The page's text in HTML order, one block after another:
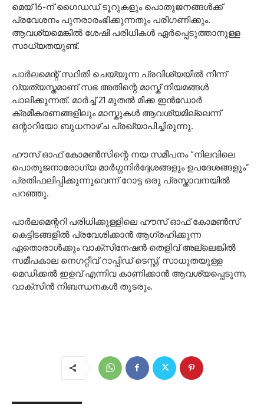
മെയ് 16-ന് ഗൈഡഡ് ടൂറുകളും പൊതുജനങ്ങൾക്ക്
പ്രവേശനം പുനരാരംഭിക്കുന്നതും പരിഗണിക്കും.
ആവശ്യമെങ്കിൽ ശേഷി പരിധികൾ ഏർപ്പെടുത്താനുള്ള
സാധ്യതയുണ്ട്.
പാർലമെന്റ് സ്ഥിതി ചെയ്യുന്ന പ്രവിശ്യയിൽ നിന്ന്
വ്യത്യസ്തമാണ് സഭ അതിന്റെ മാസ്ക് നിയമങ്ങൾ
പാലിക്കുന്നത്. മാർച്ച് 21 മുതൽ മിക്ക ഇൻഡോർ
ക്രമീകരണങ്ങളിലും മാസ്കുകൾ ആവശ്യമില്ലെന്ന്
ഒന്റാറിയോ ബുധനാഴ്ച പ്രഖ്യാപിച്ചിരുന്നു.
ഹൗസ് ഓഫ് കോമൺസിന്റെ നയ സമീപനം “നിലവിലെ
പൊതുജനാരോഗ്യ മാർഗ്ഗനിർദ്ദേശങ്ങളും ഉപദേശങ്ങളും”
പ്രതിഫലിപ്പിക്കുന്നുവെന്ന് റോട്ട ഒരു പ്രസ്താവനയിൽ
പറഞ്ഞു.
പാർലമെന്ററി പരിധിക്കുള്ളിലെ ഹൗസ് ഓഫ് കോമൺസ്
കെട്ടിടങ്ങളിൽ പ്രവേശിക്കാൻ ആഗ്രഹിക്കുന്ന
ഏതൊരാൾക്കും വാക്സിനേഷൻ തെളിവ് അല്ലെങ്കിൽ
സമീപകാല നെഗറ്റീവ് റാപ്പിഡ് ടെസ്റ്റ്, സാധുതയുള്ള
മെഡിക്കൽ ഇളവ് എന്നിവ കാണിക്കാൻ ആവശ്യപ്പെടുന്ന,
വാക്സിൻ നിബന്ധനകൾ തുടരും.